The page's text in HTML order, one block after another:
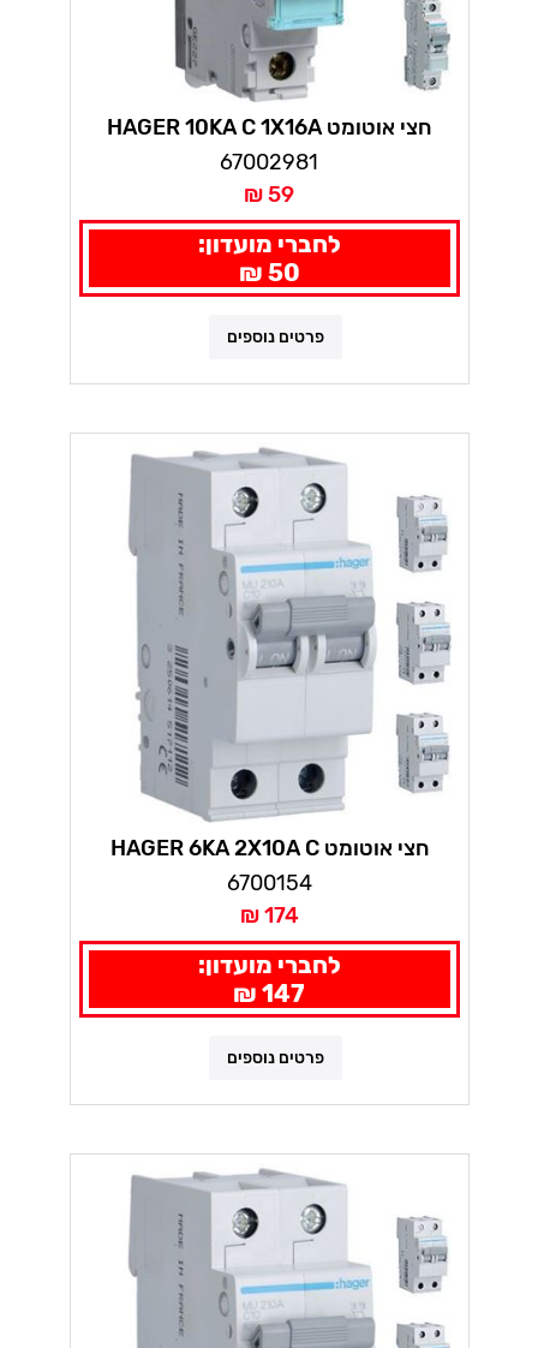
חצי אוטומט HAGER 10KA C 1X16A
67002981
59 ₪
לחברי מועדון:
50 ₪
פרטים נוספים
חצי אוטומט HAGER 6KA 2X10A C
6700154
174 ₪
לחברי מועדון:
147 ₪
פרטים נוספים